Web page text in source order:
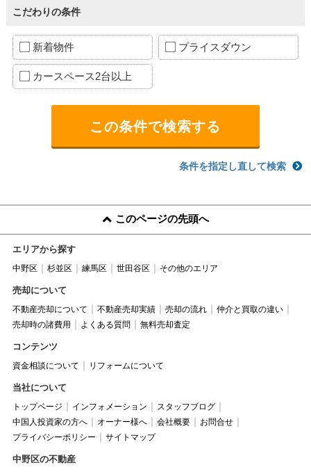
こだわりの条件
新着物件 プライスダウン
カースペース2台以上
条件を指定し直して検索
このページの先頭へ
エリアから探す
中野区 杉並区 練馬区 世田谷区 その他のエリア
売却について
不動産売却について 不動産売却実績 売却の流れ
仲介と買取の違い
売却時の諸費用
よくある質問 無料売却査定
コンテンツ
資金相談について リフォームについて
当社について
トップページ インフォメーション
スタッフブログ
中国人投資家の方へ
オーナー様へ 会社概要
お問合せ
プライバシーポリシー
サイトマップ
中野区の不動産